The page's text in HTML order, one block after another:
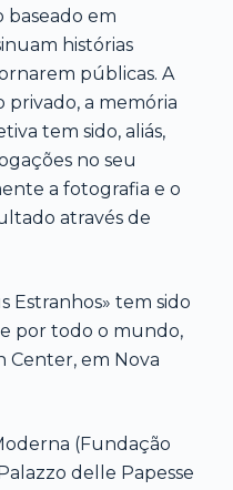
baseado em
histórias
públicas. A
a memória
tem sido, aliás,
no seu
a fotografia e o
através de
Estranhos» tem sido
por todo o mundo,
Center, em Nova
(Fundação
delle Papesse